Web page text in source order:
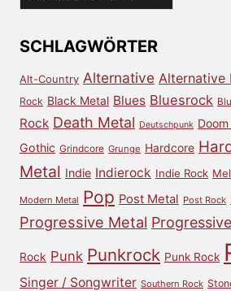
dem
SCHLAGWÖRTER
Alt-Country Alternative Alternative
Rock Black Metal Blues Bluesrock
Rock Death Metal Deutschpunk
Gothic Grindcore Grunge Hardcore
Metal Indie Indierock Indie Rock
Modern Metal Pop Post Metal Post Rock
Progressive Metal
Rock Punk Punkrock Punk Rock
Singer / Songwriter Southern Rock